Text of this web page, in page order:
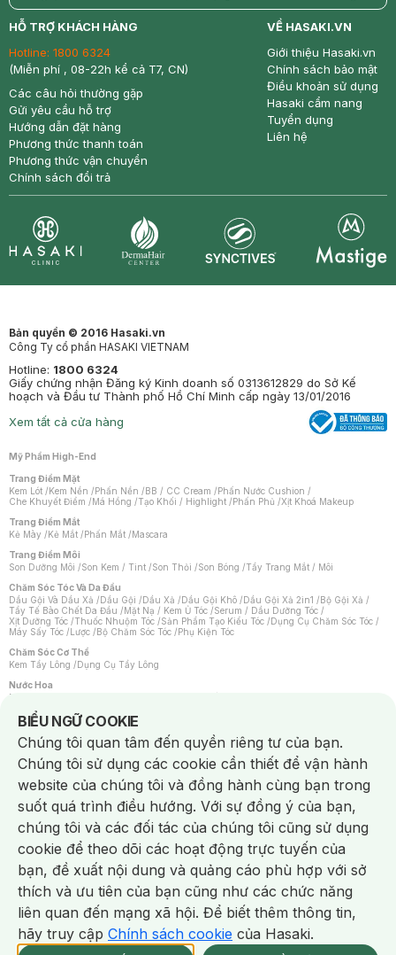
return nowfree price
HỖ TRỢ KHÁCH HÀNG
Hotline: 1800 6324
(Miễn phí , 08-22h kể cả T7, CN)
Các câu hỏi thường gặp
Gửi yêu cầu hỗ trợ
Hướng dẫn đặt hàng
Phương thức thanh toán
Phương thức vận chuyển
Chính sách đổi trả
VỀ HASAKI.VN
Giới thiệu Hasaki.vn
Chính sách bảo mật
Điều khoản sử dụng
Hasaki cẩm nang
Tuyển dụng
Liên hệ
Bản quyền © 2016 Hasaki.vn
Công Ty cổ phần HASAKI VIETNAM
Hotline: 1800 6324
Giấy chứng nhận Đăng ký Kinh doanh số 0313612829 do Sở Kế
hoạch và Đầu tư Thành phố Hồ Chí Minh cấp ngày 13/01/2016
Xem tất cả cửa hàng
Mỹ Phẩm High-End
Trang Điểm Mặt
Kem Lót /Kem Nền /Phấn Nền /BB / CC Cream /Phấn Nước Cushion /
Che Khuyết Điểm /Má Hồng /Tạo Khối / Highlight /Phấn Phủ /Xịt Khoá Makeup
Trang Điểm Mắt
Kẻ Mày /Kẻ Mắt /Phấn Mắt /Mascara
Trang Điểm Môi
Son Dưỡng Môi /Son Kem / Tint /Son Thỏi /Son Bóng /Tẩy Trang Mắt / Môi
Chăm Sóc Tóc Và Da Đầu
Dầu Gội Và Dầu Xả /Dầu Gội /Dầu Xả /Dầu Gội Khô /Dầu Gội Xả 2in1 /Bộ Gội Xả /
Tẩy Tế Bào Chết Da Đầu /Mặt Nạ / Kem Ủ Tóc /Serum / Dầu Dưỡng Tóc /
Xịt Dưỡng Tóc /Thuốc Nhuộm Tóc /Sản Phẩm Tạo Kiểu Tóc /Dụng Cụ Chăm Sóc Tóc /
Máy Sấy Tóc /Lược /Bộ Chăm Sóc Tóc /Phụ Kiện Tóc
Chăm Sóc Cơ Thể
Kem Tẩy Lông /Dụng Cụ Tẩy Lông
Nước Hoa
Nước Hoa Nữ
Chăm Sóc Cá Nhân
Chống Muỗi /Khẩu Trang /Máy Massage/Mặt Nạ Xông Hơi /Nước Rửa Tay/
Sản Phẩm Chăm Sóc Khác /Bàn Chải Đánh Răng /Bàn Chải Điện/
Hỗ Trợ Trắng Răng/Kem Đánh Răng /Máy Tăm Nước/ Nước Súc Miệng/
Tăm / Chỉ Nha Khoa/ Xịt Thơm Miệng / Dung Dịch Vệ Sinh/Dưỡng Vùng Kín/
Khăn Ướt Vệ Sinh Vùng Kín/Băng Vệ Sinh/Tampon/Bọt Cạo Râu /Dao Cạo Râu/
Máy Cạo Râu
Vấn Đề Về Da
Da Dầu / Lỗ Chân Lông To/ Da Khô / Mất Nước/ Da Lão Hóa/ Da Mụn/
Da Nhạy Cảm / Kích Ứng
Da Xỉn Màu Thâm / Nám / Tàn Nhang
Quầng Thâm & Bọng Mắt /Sẹo /Viêm Da Cơ Địa
Dụng Cụ / Phụ Kiện Chăm Sóc Da
Bông Tẩy Trang
Khăn Lau Mặt Khô Dụng Cụ / Máy Rửa Mặt Máy Chăm Sóc Da
Dụng Cụ Chăm Sóc Khác
BIỂU NGỮ COOKIE
Notice about cookies usage
Chúng tôi quan tâm đến quyền riêng tư của bạn.
Chúng tôi sử dụng các cookie cần thiết để vận hành
website của chúng tôi và đồng hành cùng bạn trong
suốt quá trình điều hướng. Với sự đồng ý của bạn,
chúng tôi và các đối tác của chúng tôi cũng sử dụng
cookie để theo dõi các hoạt động trực tuyến của
bạn, đề xuất nội dung và quảng cáo phù hợp với sở
thích và ưu tiên của bạn cũng như các chức năng
liên quan đến mạng xã hội. Để biết thêm thông tin,
hãy truy cập Chính sách cookie của Hasaki.